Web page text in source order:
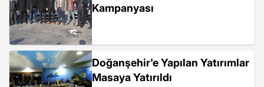
Kampanyası
Doğanşehir'e Yapılan Yatırımlar
Masaya Yatırıldı